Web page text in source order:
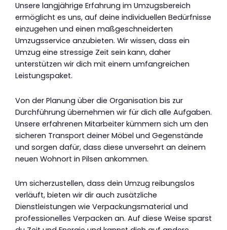
Unsere langjährige Erfahrung im Umzugsbereich
ermöglicht es uns, auf deine individuellen Bedürfnisse
einzugehen und einen maßgeschneiderten
Umzugsservice anzubieten. Wir wissen, dass ein
Umzug eine stressige Zeit sein kann, daher
unterstützen wir dich mit einem umfangreichen
Leistungspaket.
Von der Planung über die Organisation bis zur
Durchführung übernehmen wir für dich alle Aufgaben.
Unsere erfahrenen Mitarbeiter kümmern sich um den
sicheren Transport deiner Möbel und Gegenstände
und sorgen dafür, dass diese unversehrt an deinem
neuen Wohnort in Pilsen ankommen.
Um sicherzustellen, dass dein Umzug reibungslos
verläuft, bieten wir dir auch zusätzliche
Dienstleistungen wie Verpackungsmaterial und
professionelles Verpacken an. Auf diese Weise sparst